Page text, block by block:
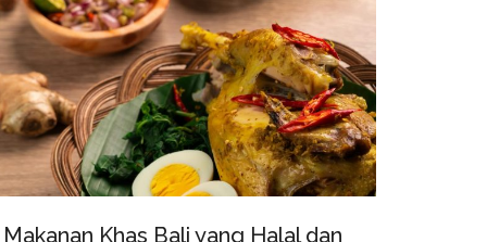
Khas Bali yang Halal dan